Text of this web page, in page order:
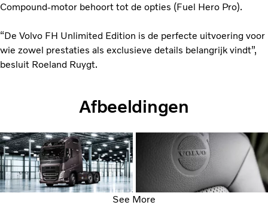
Compound-motor behoort tot de opties (Fuel Hero Pro).
“De Volvo FH Unlimited Edition is de perfecte uitvoering voor
wie zowel prestaties als exclusieve details belangrijk vindt”,
besluit Roeland Ruygt.
Afbeeldingen
See More